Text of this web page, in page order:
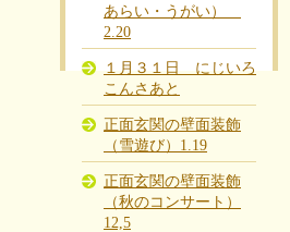
あらい・うがい）
2.20
１月３１日 にじいろ
こんさあと
正面玄関の壁面装飾
（雪遊び）1.19
正面玄関の壁面装飾
（秋のコンサート）
12,5